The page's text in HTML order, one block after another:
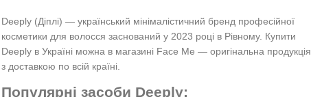
Deeply (Діплі) — український мінімалістичний бренд професійної
косметики для волосся заснований у 2023 році в Рівному. Купити
Deeply в Україні можна в магазині Face Me — оригінальна продукція
з доставкою по всій країні.
Популярні засоби Deeply: